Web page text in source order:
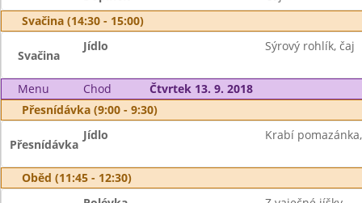
Svačina (14:30 - 15:00)
Svačina
Jídlo Sýrový rohlík, čaj
Menu Chod
Čtvrtek 13. 9. 2018
Přesnídávka (9:00 - 9:30)
Přesnídávka
Jídlo Krabí
Oběd (11:45 - 12:30)